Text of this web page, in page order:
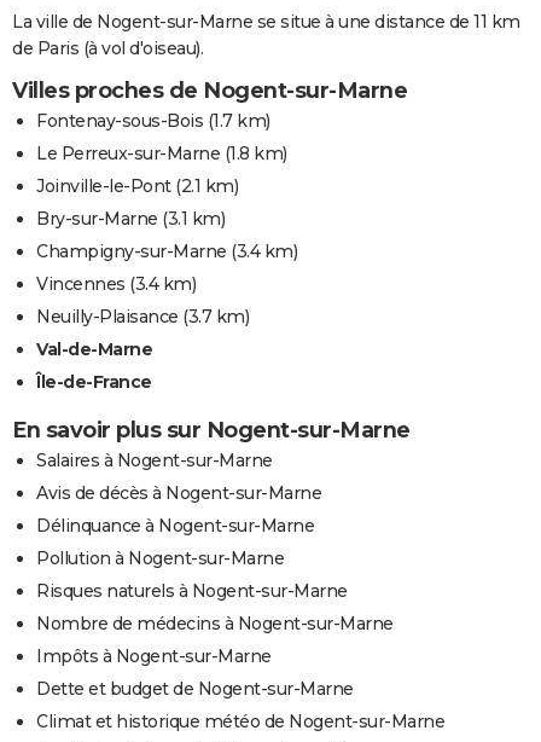
La ville de Nogent-sur-Marne se situe à une distance de 11 km
de Paris (à vol d'oiseau).
Villes proches de Nogent-sur-Marne
Fontenay-sous-Bois (1.7 km)
Le Perreux-sur-Marne (1.8 km)
Joinville-le-Pont(2.1 km)
Bry-sur-Marne (3.1 km)
Champigny-sur-Marne (3.4 km)
Vincennes (3.4 km)
Neuilly-Plaisance (3.7 km)
Val-de-Marne
Île-de-France
En savoir plus sur Nogent-sur-Marne
Salaires à Nogent-sur-Marne
Avis de décès à Nogent-sur-Marne
Délinquance à Nogent-sur-Marne
Pollution à Nogent-sur-Marne
Risques naturels à Nogent-sur-Marne
Nombre de médecins à Nogent-sur-Marne
Impôts à Nogent-sur-Marne
Dette et budget de Nogent-sur-Marne
Climat et historique météo de Nogent-sur-Marne